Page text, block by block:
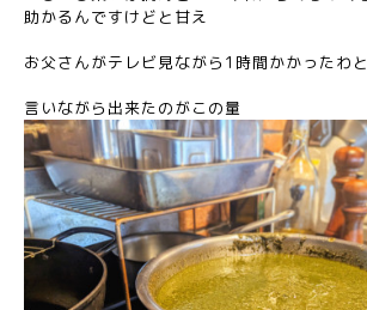
助かるんですけどと甘え
お父さんがテレビ見ながら1時間かかったわと
言いながら出来たのがこの量